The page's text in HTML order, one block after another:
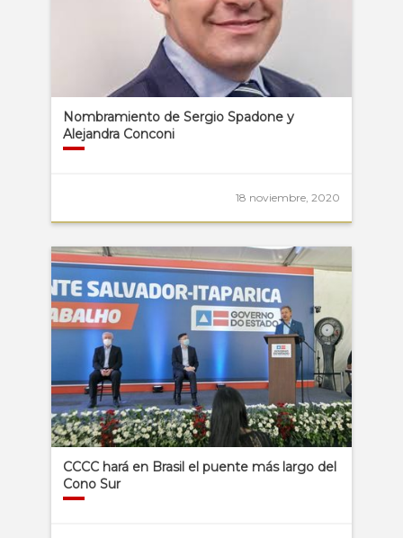
Nombramiento de Sergio Spadone y
Alejandra Conconi
18 noviembre, 2020
CCCC hará en Brasil el puente más largo del
Cono Sur